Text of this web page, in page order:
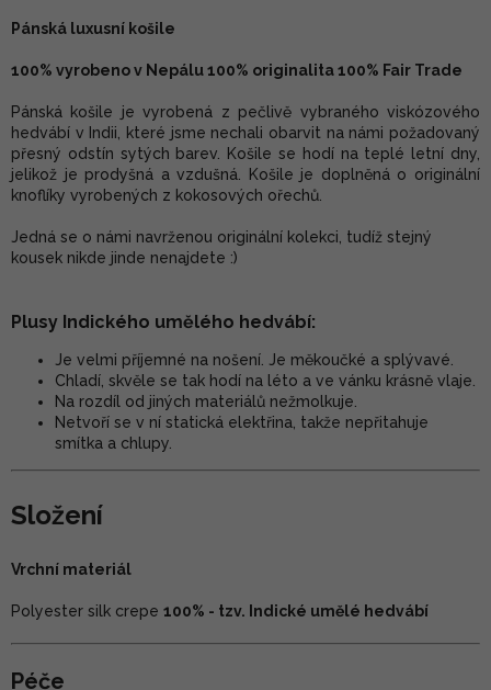
Pánská luxusní košile
100% vyrobeno v Nepálu 100% originalita 100% Fair Trade
Pánská košile je vyrobená z pečlivě vybraného viskózového
hedvábí v Indii, které jsme nechali obarvit na námi požadovaný
přesný odstín sytých barev. Košile se hodí na teplé letní dny,
jelikož je prodyšná a vzdušná. Košile je doplněná o originální
knoflíky vyrobených z kokosových ořechů.
Jedná se o námi navrženou originální kolekci, tudíž stejný
kousek nikde jinde nenajdete :)
Plusy Indického umělého hedvábí:
Je velmi příjemné na nošení. Je měkoučké a splývavé.
Chladí, skvěle se tak hodí na léto a ve vánku krásně vlaje.
Na rozdíl od jiných materiálů nežmolkuje.
Netvoří se v ní statická elektřina, takže nepřitahuje
smítka a chlupy.
Složení
Vrchní materiál
Polyester silk crepe 100% - tzv. Indické umělé hedvábí
Péče